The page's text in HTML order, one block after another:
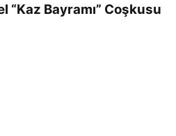
“Kaz Bayramı” Coşkusu